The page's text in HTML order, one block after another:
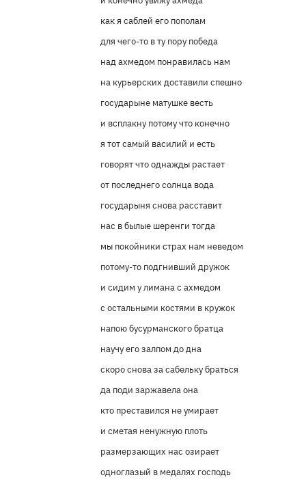
как я саблей его пополам
для чего-то в ту пору победа
над ахмедом понравилась нам
на курьерских доставили спешно
государыне матушке весть
и всплакну потому что конечно
я тот самый василий и есть
говорят что однажды растает
от последнего солнца вода
государыня снова расставит
нас в былые шеренги тогда
мы покойники страх нам неведом
потому-то подгнивший дружок
и сидим у лимана с ахмедом
с остальными костями в кружок
напою бусурманского братца
научу его залпом до дна
скоро снова за сабельку браться
да поди заржавела она
кто преставился не умирает
и сметая ненужную плоть
размерзающих нас озирает
одноглазый в медалях господь